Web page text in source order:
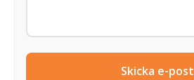
Skicka e-post